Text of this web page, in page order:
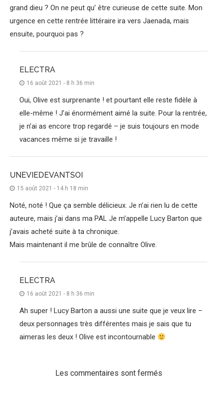
grand dieu ? On ne peut qu’ être curieuse de cette suite. Mon
urgence en cette rentrée littéraire ira vers Jaenada, mais
ensuite, pourquoi pas ?
ELECTRA
16 août 2021 - 8 h 36 min
Oui, Olive est surprenante ! et pourtant elle reste fidèle à
elle-même ! J’ai énormément aimé la suite. Pour la rentrée,
je n’ai as encore trop regardé – je suis toujours en mode
vacances même si je travaille !
UNEVIEDEVANTSOI
15 août 2021 - 14 h 18 min
Noté, noté ! Que ça semble délicieux. Je n’ai rien lu de cette
auteure, mais j’ai dans ma PAL Je m’appelle Lucy Barton que
j’avais acheté suite à ta chronique.
Mais maintenant il me brûle de connaître Olive.
ELECTRA
16 août 2021 - 8 h 36 min
Ah super ! Lucy Barton a aussi une suite que je veux lire –
deux personnages très différentes mais je sais que tu
aimeras les deux ! Olive est incontournable
Les commentaires sont fermés